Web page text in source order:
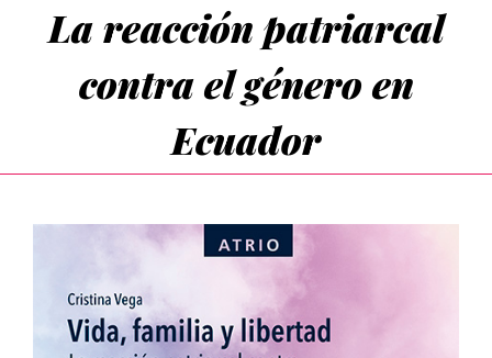
La reacción patriarcal
contra el género en
Ecuador